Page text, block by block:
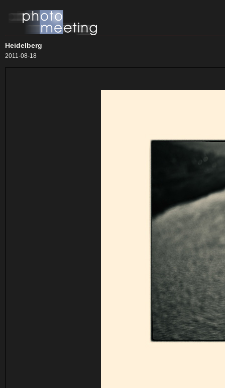
Heidelberg
2011-08-18